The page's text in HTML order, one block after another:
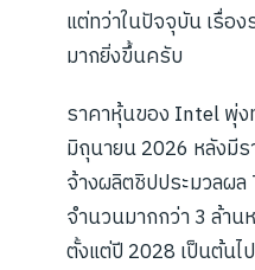
แต่ทว่าในปัจจุบัน เรื่อ
มากยิ่งขึ้นครับ
ราคาหุ้นของ Intel พุ่ง
มิถุนายน 2026 หลังมีร
จ้างผลิตชิปประมวลผล
จำนวนมากกว่า 3 ล้า
ตั้งแต่ปี 2028 เป็นต้นไ